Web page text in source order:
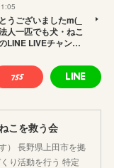
うございましたm(_
人一匹でも犬・ねこ
LINE LIVEチャン…
こを救う会
） 長野県上田市を拠
り活動を行う 特定